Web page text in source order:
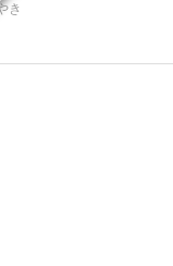
き